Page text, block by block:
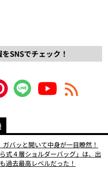
SNSでチェック！
ガバッと開いて中身が一目瞭然！
式４層ショルダーバッグ」は、出
過去最高レベルだった！